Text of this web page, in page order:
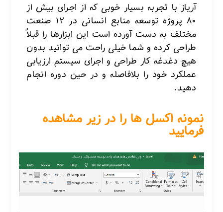
آریاز با تجربه بسیار خوبی که از اجرای بیش از
۸۰ پروژه توسعه منابع انسانی در ۱۲ صنعت
مختلف به دست آورده است این ابزارها را قبلاً
طراحی کرده و شما خیلی راحت می توانید بدون
هیچ دغدغه کار طراحی و اجرای سیستم ارزیابی
عملکرد خود را بلافاصله و در حین دوره انجام
دهید.
نمونه اکسل ها را در زیر مشاهده
فرمایید